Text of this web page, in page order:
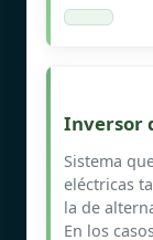
Inversor
Sistema
eléctricas
la de
En los